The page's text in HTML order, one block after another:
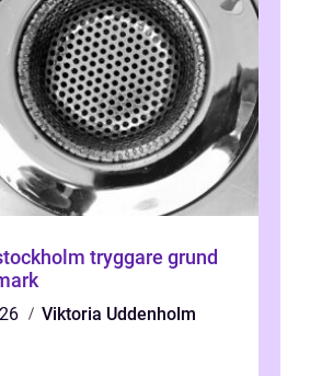
tryggare grund
Viktoria Uddenholm